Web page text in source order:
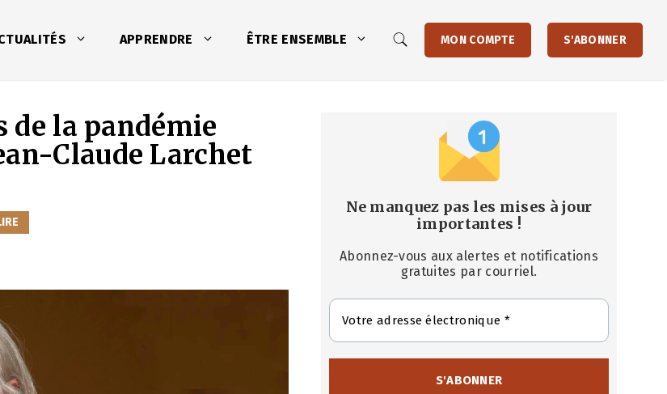
APPRENDRE ÊTRE ENSEMBLE MON COMPTE S'ABONNER
de la pandémie
Claude Larchet
Ne manquez pas les mises à jour
importantes !
Abonnez-vous aux alertes et notifications
gratuites par courriel.